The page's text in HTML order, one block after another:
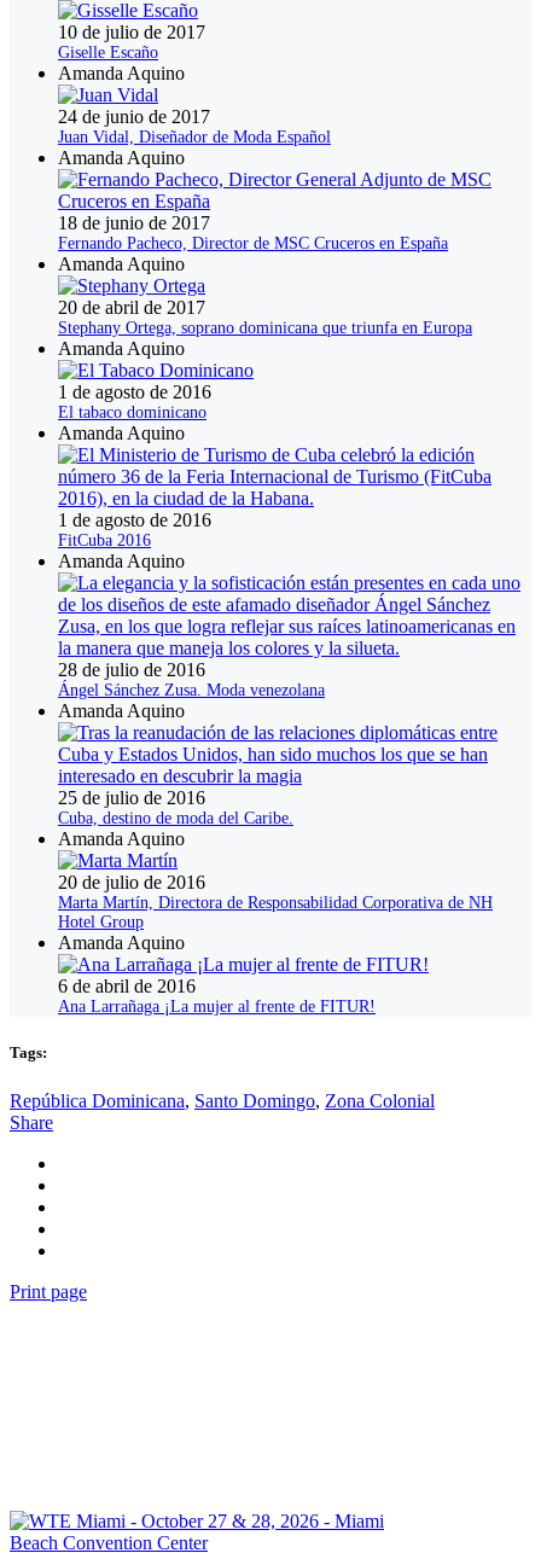
10 de julio de 2017
Giselle Escaño
Amanda Aquino
24 de junio de 2017
Juan Vidal, Diseñador de Moda Español
Amanda Aquino
18 de junio de 2017
Fernando Pacheco, Director de MSC Cruceros en España
Amanda Aquino
20 de abril de 2017
Stephany Ortega, soprano dominicana que triunfa en Europa
Amanda Aquino
1 de agosto de 2016
El tabaco dominicano
Amanda Aquino
1 de agosto de 2016
FitCuba 2016
Amanda Aquino
28 de julio de 2016
Ángel Sánchez Zusa. Moda venezolana
Amanda Aquino
25 de julio de 2016
Cuba, destino de moda del Caribe.
Amanda Aquino
20 de julio de 2016
Marta Martín, Directora de Responsabilidad Corporativa de NH
Hotel Group
Amanda Aquino
6 de abril de 2016
Ana Larrañaga ¡La mujer al frente de FITUR!
Tags:
República Dominicana, Santo Domingo, Zona Colonial
Share
Print page